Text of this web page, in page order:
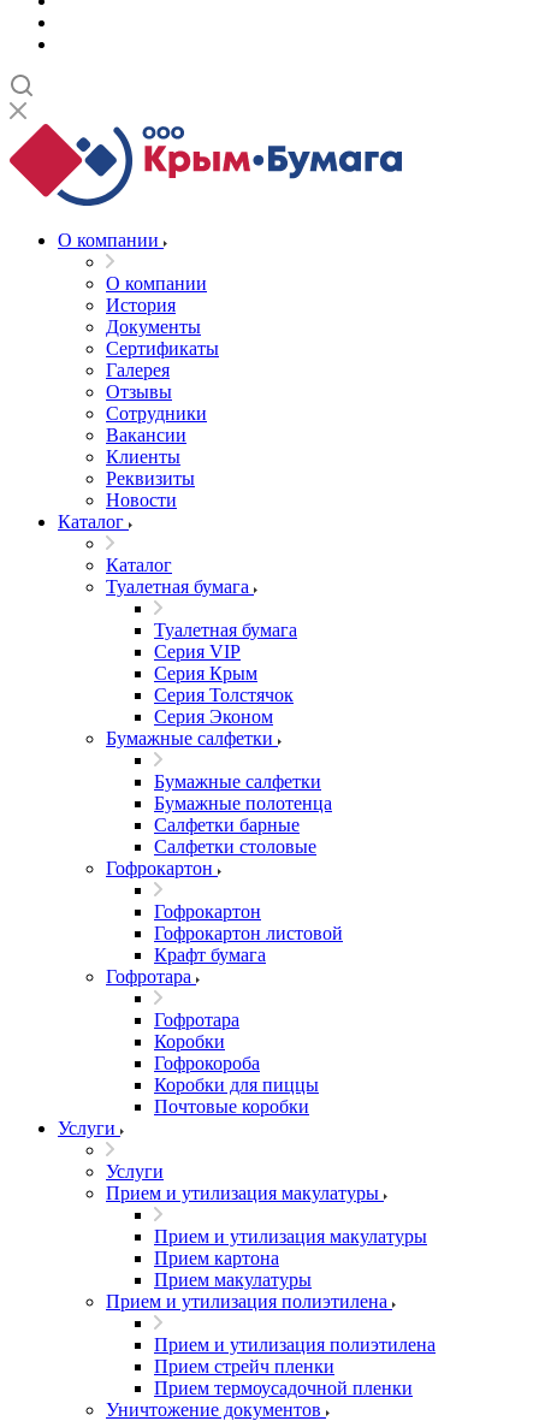
О компании
О компании
История
Документы
Сертификаты
Галерея
Отзывы
Сотрудники
Вакансии
Клиенты
Реквизиты
Новости
Каталог
Каталог
Туалетная бумага
Туалетная бумага
Серия VIP
Серия Крым
Серия Толстячок
Серия Эконом
Бумажные салфетки
Бумажные салфетки
Бумажные полотенца
Салфетки барные
Салфетки столовые
Гофрокартон
Гофрокартон
Гофрокартон листовой
Крафт бумага
Гофротара
Гофротара
Коробки
Гофрокороба
Коробки для пиццы
Почтовые коробки
Услуги
Услуги
Прием и утилизация макулатуры
Прием и утилизация макулатуры
Прием картона
Прием макулатуры
Прием и утилизация полиэтилена
Прием и утилизация полиэтилена
Прием стрейч пленки
Прием термоусадочной пленки
Уничтожение документов